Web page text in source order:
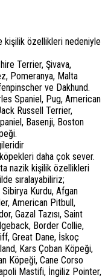
özellikleri nedeniyle
Terrier, Şivava,
Pomeranya, Malta
ve Dakhund.
Spaniel, Pug, American
Russell Terrier,
Basenji, Boston
daha çok sever.
nazik kişilik özellikleri
sıralayabiliriz;
Kurdu, Afgan
American Pitbull,
Gazal Tazısı, Saint
Border Collie,
Great Dane, İskoç
Kars Çoban Köpeği,
Köpeği, Cane Corso
Mastifi, İngiliz Pointer,